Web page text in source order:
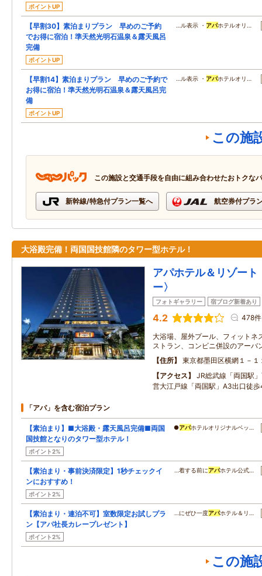
ポイントUP
【早割30】素泊まりプラン 早めのご予約
でお得に宿泊！準天然光明石温泉＆露天風呂
完備
ポイントUP
…ル表示 ・ アパホテルオリ…
【早割14】素泊まりプラン 早めのご予約で
お得に宿泊！準天然光明石温泉＆露天風呂完
備
ポイントUP
…ル表示 ・ アパホテルオリ…
この施
この施設と交通手段を自由に組み合わせたおトクな
新幹線/特急付プラン一覧へ 航空券付プラ
大浴殿完備！両国国技館隣のタワー型ホテル！
アパホテル＆リゾート
ー〉
フォトギャラリー 宿ブログ新着あり
4.2 478件
大浴場、屋外プール、フィットネ
ストラン、コンビニ併設のアーバ
住所
東京都墨田区横網１－１
アクセス
JR総武線「両国駅
営大江戸線「両国駅」A3出口徒
「アパ」を含む宿泊プラン
【素泊まり】■大浴殿・露天風呂完備■両国
国技館となりのタワー型ホテル！
ポイント2%
●アパホテルオリジナルベッ…
【素泊まり・事前決済限定】1秒チェックイ
ンにおすすめ！
ポイント2%
…着する前にアパホテル公式…
【素泊まり・連泊不可】室数限定お試しプラ
ン【アパ社長カレープレゼント】
ポイント2%
…にぜひ一度アパホテル＆リ…
この施